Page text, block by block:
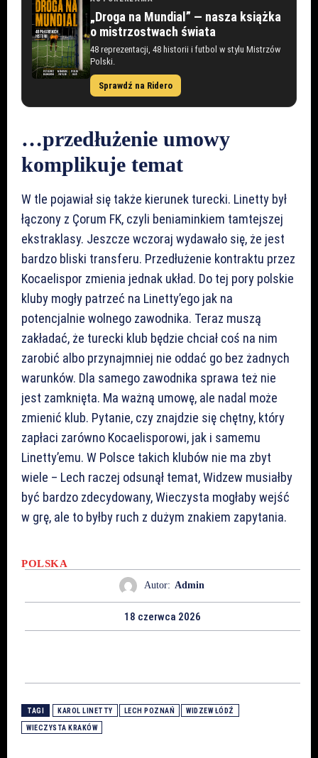
„Droga na Mundial” — nasza książka
o mistrzostwach świata
48 reprezentacji, 48 historii i futbol w stylu Mistrzów
Polski.
Sprawdź na Ridero
…przedłużenie umowy
komplikuje temat
W tle pojawiał się także kierunek turecki. Linetty był
łączony z Çorum FK, czyli beniaminkiem tamtejszej
ekstraklasy. Jeszcze wczoraj wydawało się, że jest
bardzo bliski transferu. Przedłużenie kontraktu przez
Kocaelispor zmienia jednak układ. Do tej pory polskie
kluby mogły patrzeć na Linetty’ego jak na
potencjalnie wolnego zawodnika. Teraz muszą
zakładać, że turecki klub będzie chciał coś na nim
zarobić albo przynajmniej nie oddać go bez żadnych
warunków. Dla samego zawodnika sprawa też nie
jest zamknięta. Ma ważną umowę, ale nadal może
zmienić klub. Pytanie, czy znajdzie się chętny, który
zapłaci zarówno Kocaelisporowi, jak i samemu
Linetty’emu. W Polsce takich klubów nie ma zbyt
wiele – Lech raczej odsunął temat, Widzew musiałby
być bardzo zdecydowany, Wieczysta mogłaby wejść
w grę, ale to byłby ruch z dużym znakiem zapytania.
POLSKA
Autor: Admin
18 czerwca 2026
TAGI KAROL LINETTY LECH POZNAŃ WIDZEW ŁÓDŹ
WIECZYSTA KRAKÓW